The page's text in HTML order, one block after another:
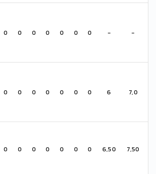
0 0 0 0 0 0 0 - -
0 0 0 0 0 0 0 6 7,0
0 0 0 0 0 0 0 6,50 7,50